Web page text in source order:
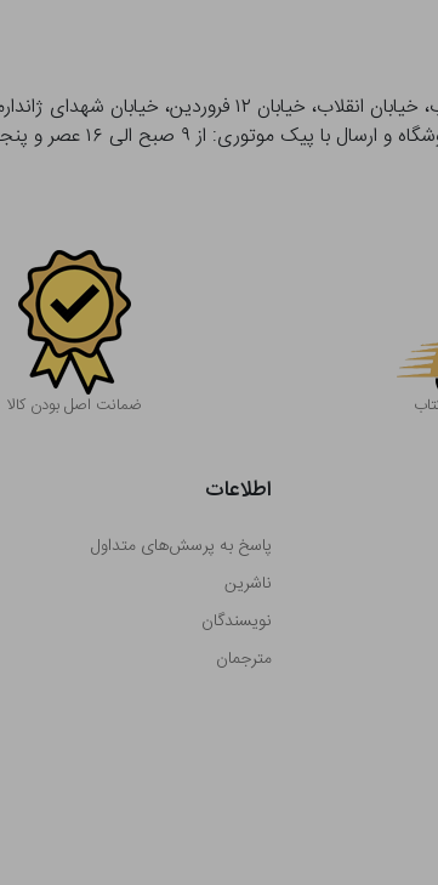
از ۹ صبح الی ۱۶ عصر و پنجشنبه ها تا ۱۲
بصورت حضوری از آدرس تحویل حضوری سفارش خود را بدون هیچ هزینه ای تحویل بگیرید.
ضمانت اصل بودن کالا
اطلاعات
پاسخ به پرسش‌های متداول
ناشرین
نویسندگان
مترجمان